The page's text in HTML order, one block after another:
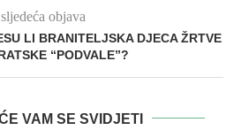
sljedeća objava
LI BRANITELJSKA DJECA ŽRTVE
“PODVALE”?
VAM SE SVIDJETI